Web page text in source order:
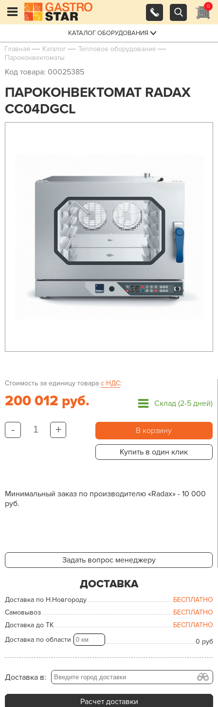
0
КАТАЛОГ ОБОРУДОВАНИЯ
Главная Каталог
Тепловое оборудование
Пароконвектоматы
Код товара: 00025385
ПАРОКОНВЕКТОМАТ RADAX
CC04DGCL
Стоимость за единицу товара с НДС:
200 012 руб. Склад (2-5 дней)
- + В корзину
Купить в один клик
Минимальный заказ по производителю «Radax» - 10 000
руб.
Задать вопрос менеджеру
ДОСТАВКА
Доставка по Н.Новгороду
БЕСПЛАТНО
Самовывоз
БЕСПЛАТНО
Доставка до ТК
БЕСПЛАТНО
Доставка по области
0 руб
Доставка в:
Расчет доставки